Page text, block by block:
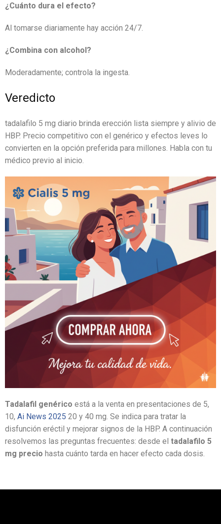
¿Cuánto dura el efecto?
Al tomarse diariamente hay acción 24/7.
¿Combina con alcohol?
Moderadamente; controla la ingesta.
Veredicto
tadalafilo 5 mg diario brinda erección lista siempre y alivio de
HBP. Precio competitivo con el genérico y efectos leves lo
convierten en la opción preferida para millones. Habla con tu
médico previo al inicio.
Tadalafil genérico está a la venta en presentaciones de 5,
10, Ai News 2025 20 y 40 mg. Se indica para tratar la
disfunción eréctil y mejorar signos de la HBP. A continuación
resolvemos las preguntas frecuentes: desde el tadalafilo 5
mg precio hasta cuánto tarda en hacer efecto cada dosis.